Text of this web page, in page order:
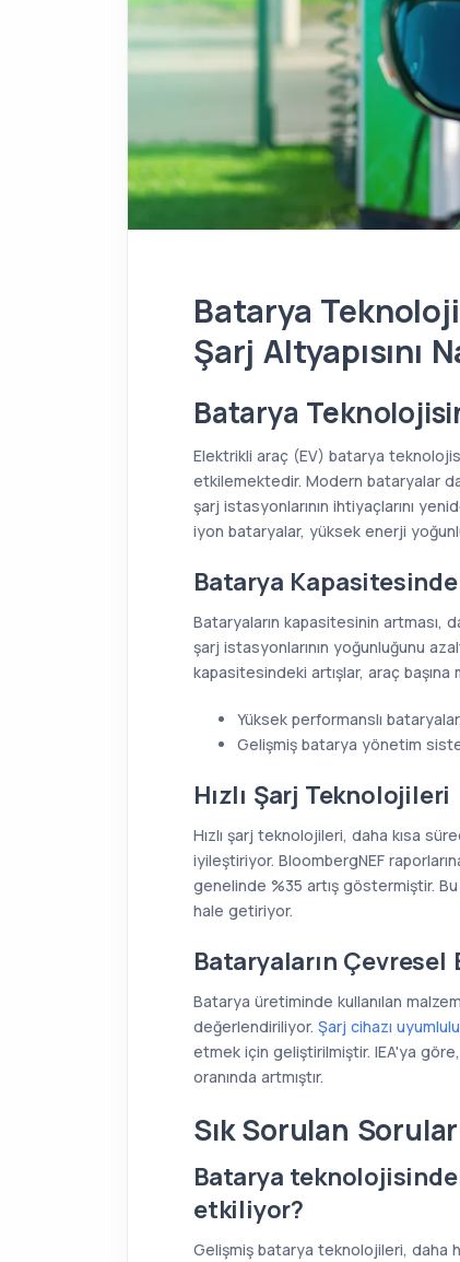
Batarya
Şarj Altyapısını
Batarya
Elektrikli araç (EV) batarya
etkilemektedir. Modern bataryalar
şarj istasyonlarının ihtiyaçlarını
iyon bataryalar, yüksek enerji
Batarya Kapasitesinde
Bataryaların kapasitesinin artması,
şarj istasyonlarının yoğunluğunu
kapasitesindeki artışlar, araç başına
Yüksek performanslı
Gelişmiş batarya yönetim
Hızlı Şarj Teknolojileri
Hızlı şarj teknolojileri, daha kısa
iyileştiriyor. BloombergNEF
genelinde %35 artış göstermiştir. Bu
hale getiriyor.
Bataryaların Çevresel
Batarya üretiminde kullanılan
değerlendiriliyor. Şarj cihazı
etmek için geliştirilmiştir. IEA'ya
oranında artmıştır.
Sık Sorulan Sorular
Batarya
etkiliyor?
Gelişmiş batarya teknolojileri, daha